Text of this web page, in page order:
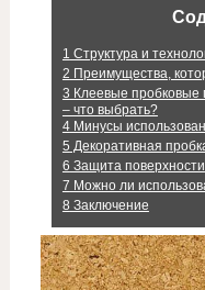
1 Структура и
2 Преимущества,
3 Клеевые
– что выбрать?
4Минусы
5 Декоративная
6 Защита поверхности
7 Можно ли
8 Заключение